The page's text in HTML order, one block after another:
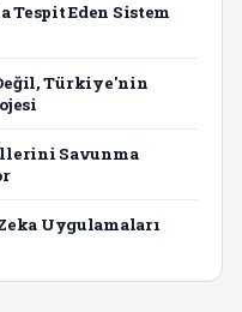
Eden Sistem
Türkiye'nin
Savunma
Uygulamaları